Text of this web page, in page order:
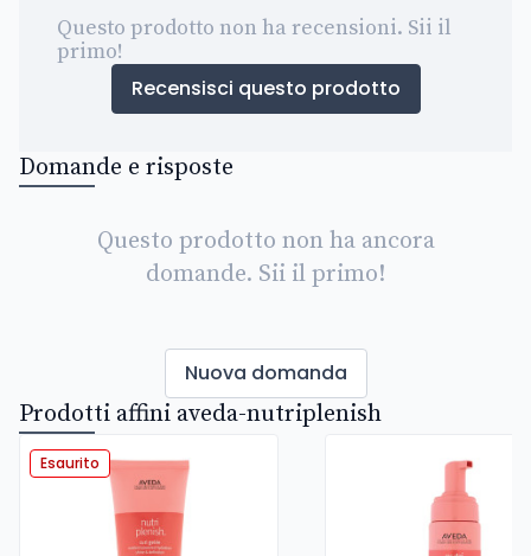
Questo prodotto non ha recensioni. Sii il
primo!
Recensisci questo prodotto
Domande e risposte
Questo prodotto non ha ancora
domande. Sii il primo!
Nuova domanda
Prodotti affini aveda-nutriplenish
Esaurito